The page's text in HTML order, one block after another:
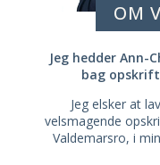
OM
Jeg hedder Ann-
bag
Jeg elsker at
velsmagende
Valdemarsro, i